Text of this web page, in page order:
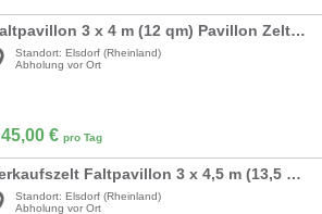
Faltpavillon 3 x 4 m (12 qm) Pavillon Zelt wasserdicht 4 Seitenwände 5 Fenster Türe
Standort: Elsdorf (Rheinland)
Abholung vor Ort
45,00 € pro Tag
Verkaufszelt Faltpavillon 3 x 4,5 m (13,5 qm) Pavillon Zelt 4 Seitenwände 2 Fenster Türe
Standort: Elsdorf (Rheinland)
Abholung vor Ort